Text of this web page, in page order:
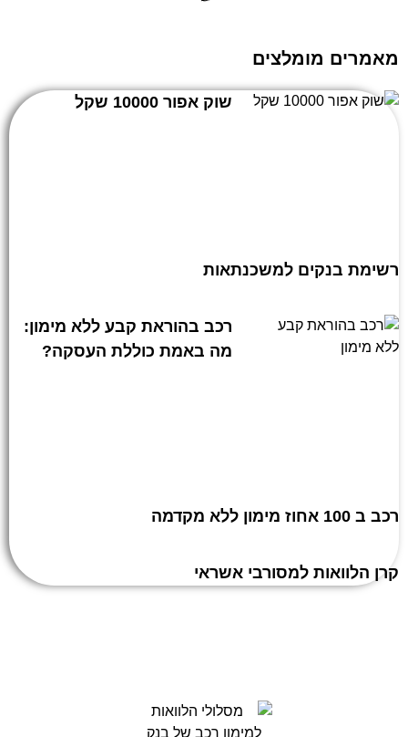
מאמרים מומלצים
שוק אפור 10000 שקל
רשימת בנקים למשכנתאות
רכב בהוראת קבע ללא מימון:
מה באמת כוללת העסקה?
רכב ב 100 אחוז מימון ללא מקדמה
קרן הלוואות למסורבי אשראי